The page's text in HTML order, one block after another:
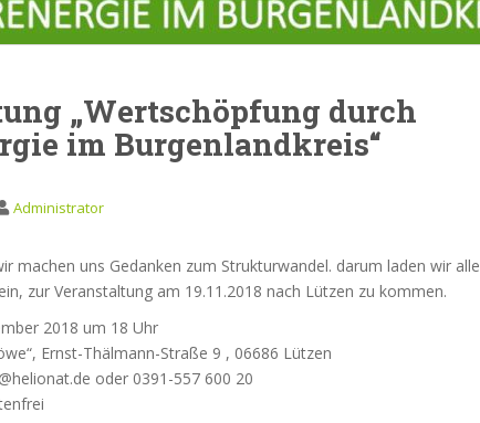
„Wertschöpfung durch
im Burgenlandkreis“
Administrator
machen uns Gedanken zum Strukturwandel. darum laden wir alle
zur Veranstaltung am 19.11.2018 nach Lützen zu kommen.
2018 um 18 Uhr
Ernst-Thälmann-Straße 9 , 06686 Lützen
oder 0391-557 600 20